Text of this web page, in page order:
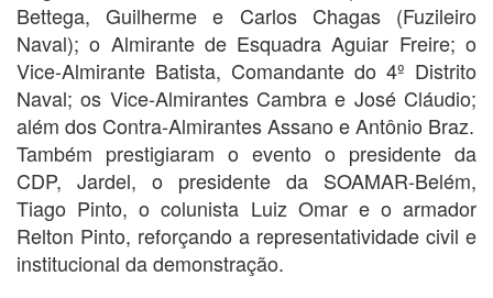
Bettega, Guilherme e Carlos Chagas (Fuzileiro
Naval); o Almirante de Esquadra Aguiar Freire; o
Vice-Almirante Batista, Comandante do 4º Distrito
Naval; os Vice-Almirantes Cambra e José Cláudio;
além dos Contra-Almirantes Assano e Antônio Braz.
Também prestigiaram o evento o presidente da
CDP, Jardel, o presidente da SOAMAR-Belém,
Tiago Pinto, o colunista Luiz Omar e o armador
Relton Pinto, reforçando a representatividade civil e
institucional da demonstração.